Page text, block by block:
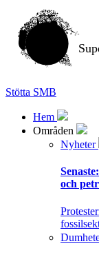
Stötta SMB
Hem
Områden
Nyheter
Senaste:
och